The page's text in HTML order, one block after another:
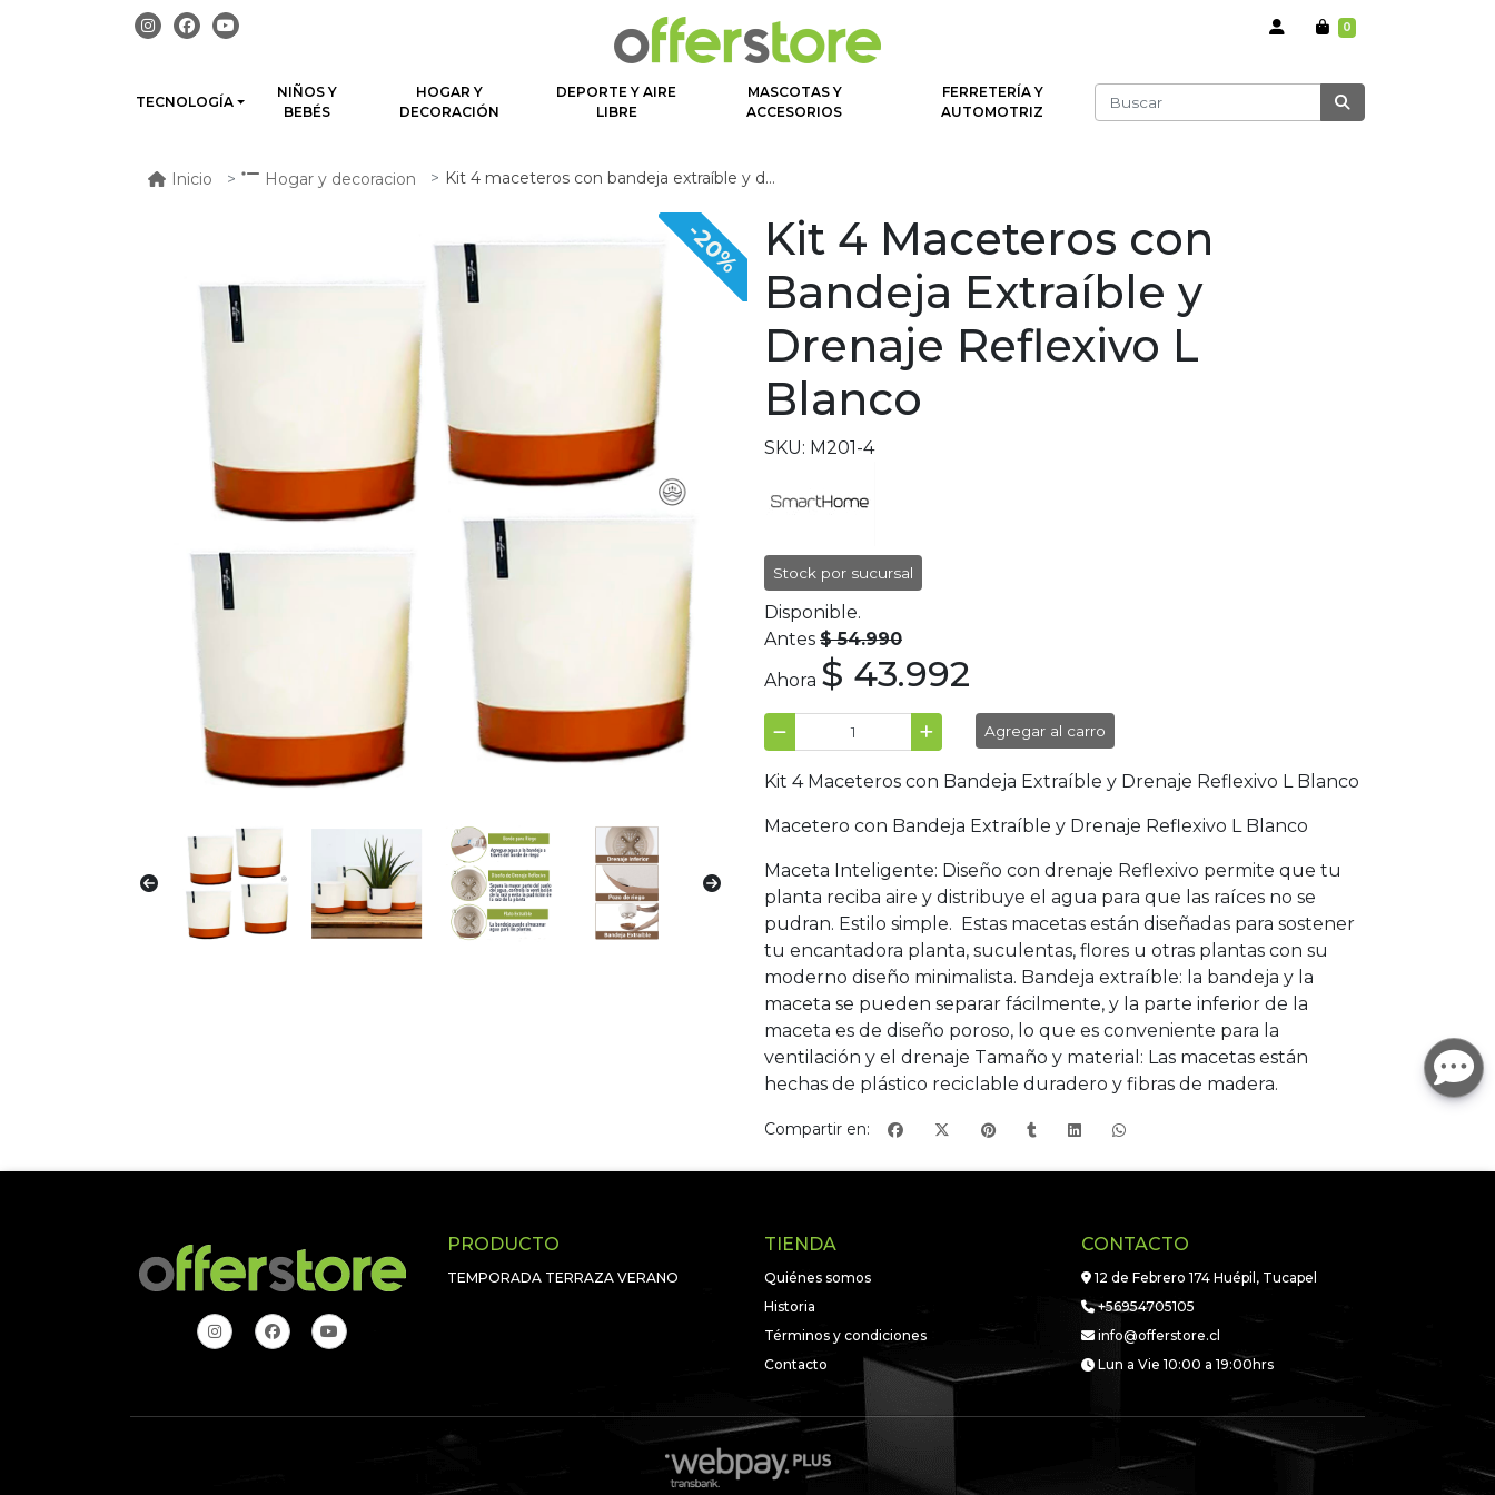
0
TECNOLOGÍA
NIÑOS Y
BEBÉS
HOGAR Y
DECORACIÓN
DEPORTE Y AIRE
LIBRE
MASCOTAS Y
ACCESORIOS
FERRETERÍA Y
AUTOMOTRIZ
Inicio Hogar y decoracion Kit 4 maceteros con bandeja extraíble y drenaje reflexivo l blanco
-20% Kit 4 Maceteros con
Bandeja Extraíble y
Drenaje Reflexivo L
Blanco
SKU: M201-4
Stock por sucursal
Disponible.
Antes $ 54.990
Ahora $ 43.992
Agregar al carro
Kit 4 Maceteros con Bandeja Extraíble y Drenaje Reflexivo L Blanco
Macetero con Bandeja Extraíble y Drenaje Reflexivo L Blanco
Maceta Inteligente: Diseño con drenaje Reflexivo permite que tu
planta reciba aire y distribuye el agua para que las raíces no se
pudran. Estilo simple. Estas macetas están diseñadas para sostener
tu encantadora planta, suculentas, flores u otras plantas con su
moderno diseño minimalista. Bandeja extraíble: la bandeja y la
maceta se pueden separar fácilmente, y la parte inferior de la
maceta es de diseño poroso, lo que es conveniente para la
ventilación y el drenaje Tamaño y material: Las macetas están
hechas de plástico reciclable duradero y fibras de madera.
Compartir en:
PRODUCTO
TEMPORADA TERRAZA VERANO
TIENDA
Quiénes somos
Historia
Términos y condiciones
Contacto
CONTACTO
12 de Febrero 174 Huépil, Tucapel
+56954705105
info@offerstore.cl
Lun a Vie 10:00 a 19:00hrs